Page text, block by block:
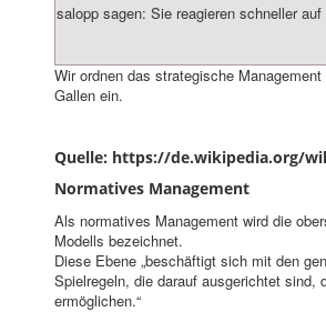
salopp sagen: Sie reagieren schneller
Wir ordnen das strategische
Gallen ein.
Quelle: https://de.wikipedia.org/
Normatives Management
Als normatives Management wird die
Modells bezeichnet.
Diese Ebene „beschäftigt sich mit den
Spielregeln, die darauf ausgerichtet sind,
ermöglichen.“